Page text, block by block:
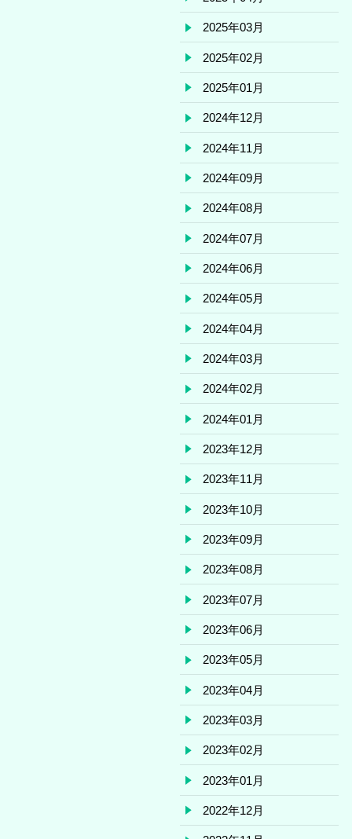
2025年03月
2025年02月
2025年01月
2024年12月
2024年11月
2024年09月
2024年08月
2024年07月
2024年06月
2024年05月
2024年04月
2024年03月
2024年02月
2024年01月
2023年12月
2023年11月
2023年10月
2023年09月
2023年08月
2023年07月
2023年06月
2023年05月
2023年04月
2023年03月
2023年02月
2023年01月
2022年12月